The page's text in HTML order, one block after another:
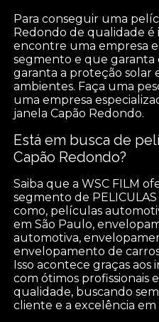
Para conseguir uma
Redondo de qualidade
encontre uma empresa
segmento e que
garanta a proteção solar
ambientes. Faça uma
uma empresa
janela Capão Redondo.
Está em busca de
Capão Redondo?
Saiba que a WSC FILM
segmento de PELICULAS
como, películas
em São Paulo,
automotiva,
envelopamento de
Isso acontece graças
com ótimos profissionais
qualidade, buscando
cliente e a excelência